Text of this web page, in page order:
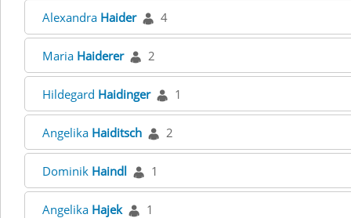
Alexandra Haider 4
Maria Haiderer 2
Hildegard Haidinger 1
Angelika Haiditsch 2
Dominik Haindl 1
Angelika Hajek 1